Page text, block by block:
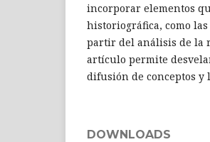
incorporar elementos
historiográfica, como
partir del análisis de la
artículo permite
difusión de conceptos y
DOWNLOADS